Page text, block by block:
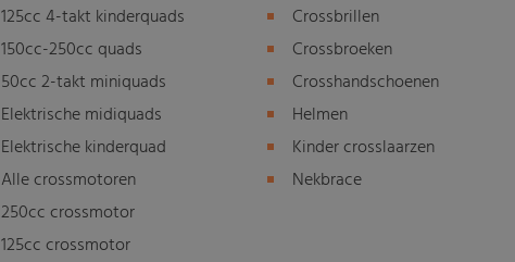
125cc 4-takt kinderquads
150cc-250cc quads
50cc 2-takt miniquads
Elektrische midiquads
Elektrische kinderquad
Alle crossmotoren
250cc crossmotor
125cc crossmotor
Crossbrillen
Crossbroeken
Crosshandschoenen
Helmen
Kinder crosslaarzen
Nekbrace